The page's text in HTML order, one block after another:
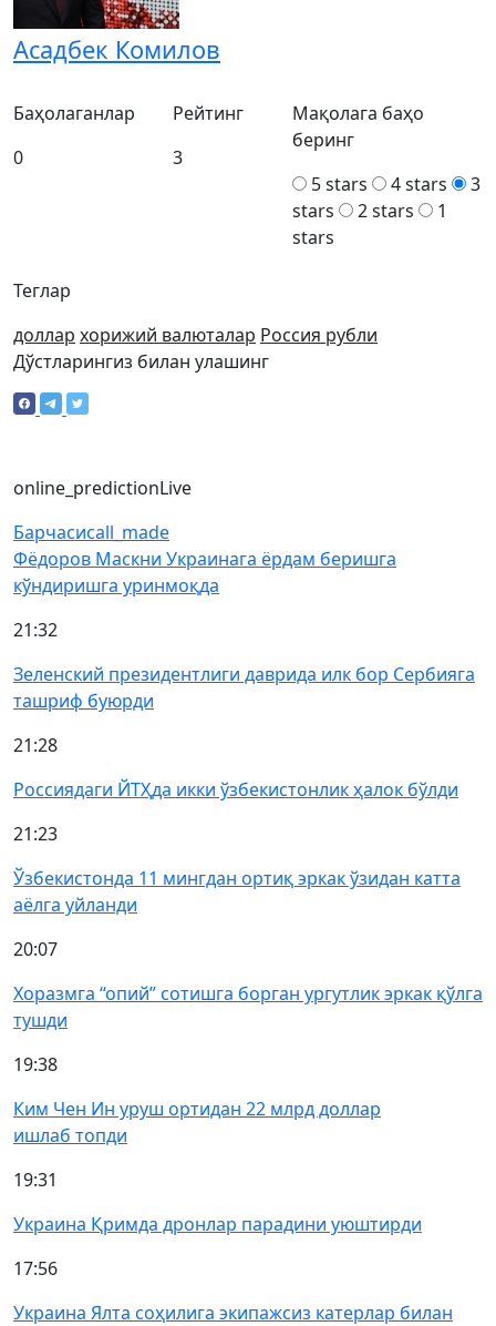
Асадбек Комилов
Теглар
доллар хорижий валюталар Россия рубли
Баҳолаганлар
0
Рейтинг
3
Мақолага баҳо
беринг
5 stars
4 stars
3
stars
2 stars
1
stars
Дўстларингиз билан улашинг
online_predictionLive
Барчасиcall_made
Фёдоров Маскни Украинага ёрдам беришга
кўндиришга уринмоқда
21:32
Зеленский президентлиги даврида илк бор Сербияга
ташриф буюрди
21:28
Россиядаги ЙТҲда икки ўзбекистонлик ҳалок бўлди
21:23
Ўзбекистонда 11 мингдан ортиқ эркак ўзидан катта
аёлга уйланди
20:07
Хоразмга “опий” сотишга борган ургутлик эркак қўлга
тушди
19:38
Ким Чен Ин уруш ортидан 22 млрд доллар
ишлаб топди
19:31
Украина Қримда дронлар парадини уюштирди
17:56
Украина Ялта соҳилига экипажсиз катерлар билан